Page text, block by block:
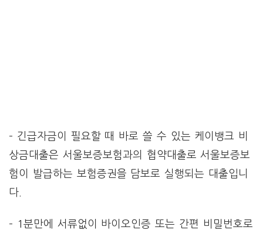
– 긴급자금이 필요할 때 바로 쓸 수 있는 케이뱅크 비
상금대출은 서울보증보험과의 협약대출로 서울보증보
험이 발급하는 보험증권을 담보로 실행되는 대출입니
다.
– 1분만에 서류없이 바이오인증 또는 간편 비밀번호로